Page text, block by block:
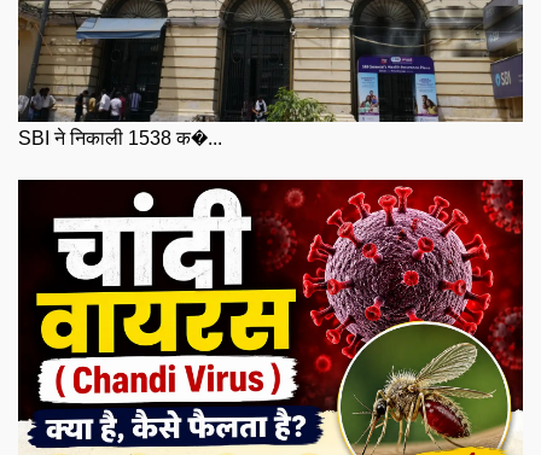
SBI ने निकाली 1538 क�...